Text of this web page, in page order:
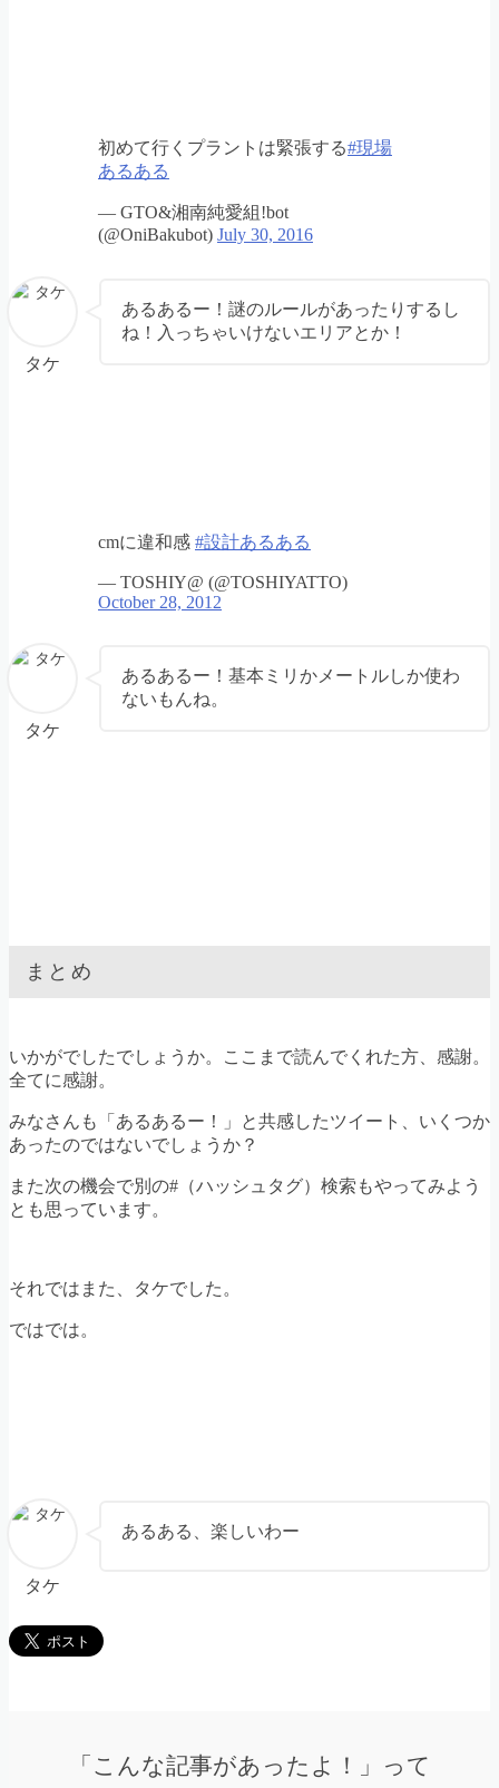
初めて行くプラントは緊張する#現場
あるある
— GTO&湘南純愛組!bot
(@OniBakubot) July 30, 2016
タケ
あるあるー！謎のルールがあったりするし
ね！入っちゃいけないエリアとか！
cmに違和感 #設計あるある
— TOSHIY@ (@TOSHIYATTO)
October 28, 2012
タケ
あるあるー！基本ミリかメートルしか使わ
ないもんね。
まとめ
いかがでしたでしょうか。ここまで読んでくれた方、感謝。
全てに感謝。
みなさんも「あるあるー！」と共感したツイート、いくつか
あったのではないでしょうか？
また次の機会で別の#（ハッシュタグ）検索もやってみよう
とも思っています。
それではまた、タケでした。
ではでは。
タケ
あるある、楽しいわー
「こんな記事があったよ！」って